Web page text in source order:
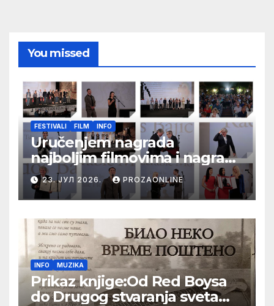
You missed
FESTIVALI FILM INFO
Uručenjem nagrada
najboljim filmovima i nagrade
„Aleksandar Lifka“ Radošu
Bajiću svečano zatvoren 33.
Festival evropskog filma Palić
23. ЈУЛ 2026. PROZAONLINE
INFO MUZIKA
Prikaz knjige:Od Red Boysa
do Drugog stvaranja sveta